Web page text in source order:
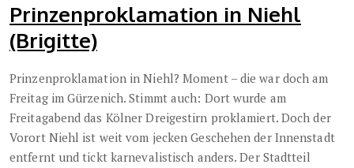
Prinzenproklamation in Niehl
(Brigitte)
Prinzenproklamation in Niehl? Moment – die war doch am
Freitag im Gürzenich. Stimmt auch: Dort wurde am
Freitagabend das Kölner Dreigestirn proklamiert. Doch der
Vorort Niehl ist weit vom jecken Geschehen der Innenstadt
entfernt und tickt karnevalistisch anders. Der Stadtteil